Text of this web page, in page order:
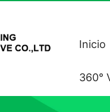
Inicio
360°